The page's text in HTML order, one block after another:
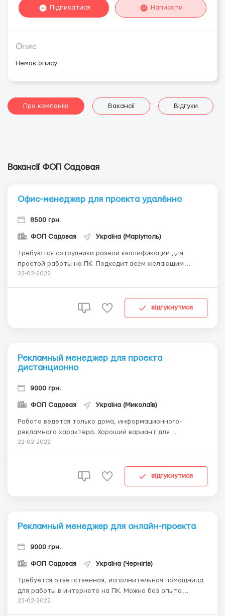
Підписатися Написати
Опис
Немає опису
Про компанію Вакансії Відгуки
Вакансії ФОП Садовая
Офис-менеджер для проекта удалённо
8500 грн.
ФОП Садовая Україна (Маріуполь)
Требуются сотрудники разной квалификации для
простой работы на ПК. Подходит всем желающим
подработать ( мамы в декрете, люди c ограниченными
компьютера - наличие постоянного интернета. - Хоро...
22-02-2022
відгукнутися
Рекламный менеджер для проекта
дистанционно
9000 грн.
ФОП Садовая Україна (Миколаїв)
Работа ведется только дома, информационного-
рекламного характера. Хороший вариант для
домохозяек, мам в декрете, а также для тех, кто ищет
магaзuнa чеpез интернет; - coздaнue клиентcкой бaзы;
22-02-2022
відгукнутися
Рекламный менеджер для онлайн-проекта
9000 грн.
ФОП Садовая Україна (Чернігів)
Требуется ответственная, исполнительная помощница
для работы в интернете на ПК. Можно без опыта
работы, без знаний спец.программ.Обучаем с нуля.
22-02-2022